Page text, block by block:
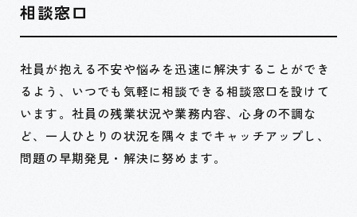
相談窓口
社員が抱える不安や悩みを迅速に解決することができ
るよう、いつでも気軽に相談できる相談窓口を設けて
います。社員の残業状況や業務内容、心身の不調な
ど、一人ひとりの状況を隅々までキャッチアップし、
問題の早期発見・解決に努めます。